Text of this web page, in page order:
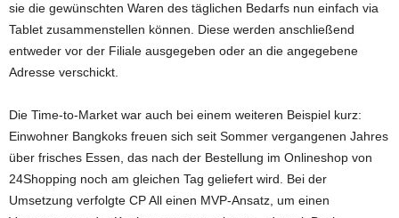
sie die gewünschten Waren des täglichen Bedarfs nun einfach via
Tablet zusammenstellen können. Diese werden anschließend
entweder vor der Filiale ausgegeben oder an die angegebene
Adresse verschickt.
Die Time-to-Market war auch bei einem weiteren Beispiel kurz:
Einwohner Bangkoks freuen sich seit Sommer vergangenen Jahres
über frisches Essen, das nach der Bestellung im Onlineshop von
24Shopping noch am gleichen Tag geliefert wird. Bei der
Umsetzung verfolgte CP All einen MVP-Ansatz, um einen